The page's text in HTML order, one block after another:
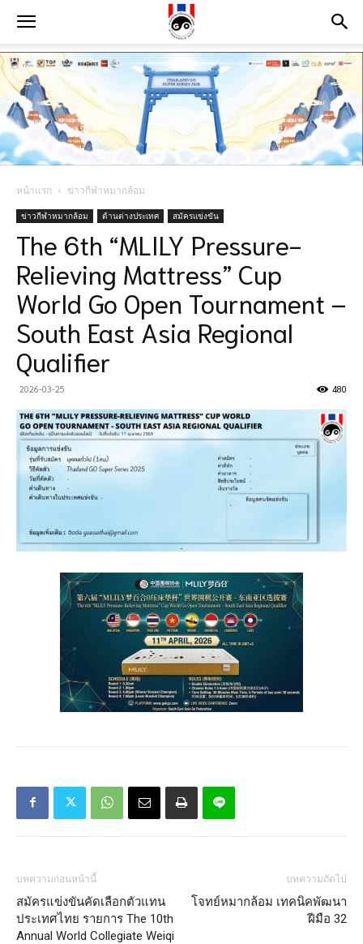
หน้าแรก ข่าวกีฬาหมากล้อม
ข่าวกีฬาหมากล้อม ด้านต่างประเทศ สมัครแข่งขัน
The 6th “MLILY Pressure-
Relieving Mattress” Cup
World Go Open Tournament –
South East Asia Regional
Qualifier
2026-03-25 480
บทความก่อนหน้านี้
สมัครแข่งขันคัดเลือกตัวแทน
ประเทศไทย รายการ The 10th
Annual World Collegiate Weiqi
บทความถัดไป
โจทย์หมากล้อม เทคนิคพัฒนา
ฝีมือ 32